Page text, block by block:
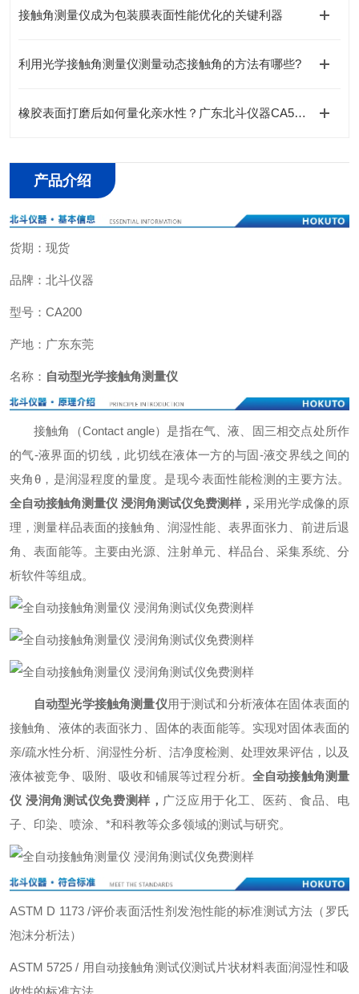
接触角测量仪成为包装膜表面性能优化的关键利器
利用光学接触角测量仪测量动态接触角的方法有哪些?
橡胶表面打磨后如何量化亲水性？广东北斗仪器CA500提供无损检测方案
产品介绍
货期：现货
品牌：北斗仪器
型号：CA200
产地：广东东莞
名称： 自动型光学接触角测量仪
接触角（Contact angle）是指在气、液、固三相交点处所作
的气-液界面的切线，此切线在液体一方的与固-液交界线之间的
夹角θ，是润湿程度的量度。是现今表面性能检测的主要方法。
全自动接触角测量仪 浸润角测试仪免费测样 ， 采用光学成像的原
理，测量样品表面的接触角、润湿性能、表界面张力、前进后退
角、表面能等。主要由光源、注射单元、样品台、采集系统、分
析软件等组成。
自动型光学接触角测量仪用于测试和分析液体在固体表面的
接触角、液体的表面张力、固体的表面能等。实现对固体表面的
亲/疏水性分析、润湿性分析、洁净度检测、处理效果评估，以及
液体被竞争、吸附、吸收和铺展等过程分析。 全自动接触角测量
仪 浸润角测试仪免费测样 ， 广泛应用于化工、医药、食品、电
子、印染、喷涂、*和科教等众多领域的测试与研究。
ASTM D 1173 /评价表面活性剂发泡性能的标准测试方法（罗氏
泡沫分析法）
ASTM 5725 / 用自动接触角测试仪测试片状材料表面润湿性和吸
收性的标准方法